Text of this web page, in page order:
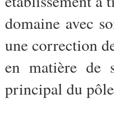
domaine avec
une correction
en matière de
principal du